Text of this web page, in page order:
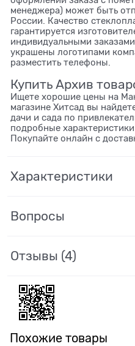
менеджера) может быть
России. Качество
гарантируется
индивидуальными
украшены логотипами
разместить телефоны.
Купить Архив
Ищете хорошие цены на
магазине Хитсад вы
дачи и сада по
подробные характеристики
Покупайте онлайн с
Характеристики
Вопросы
Отзывы (4)
Похожие товары